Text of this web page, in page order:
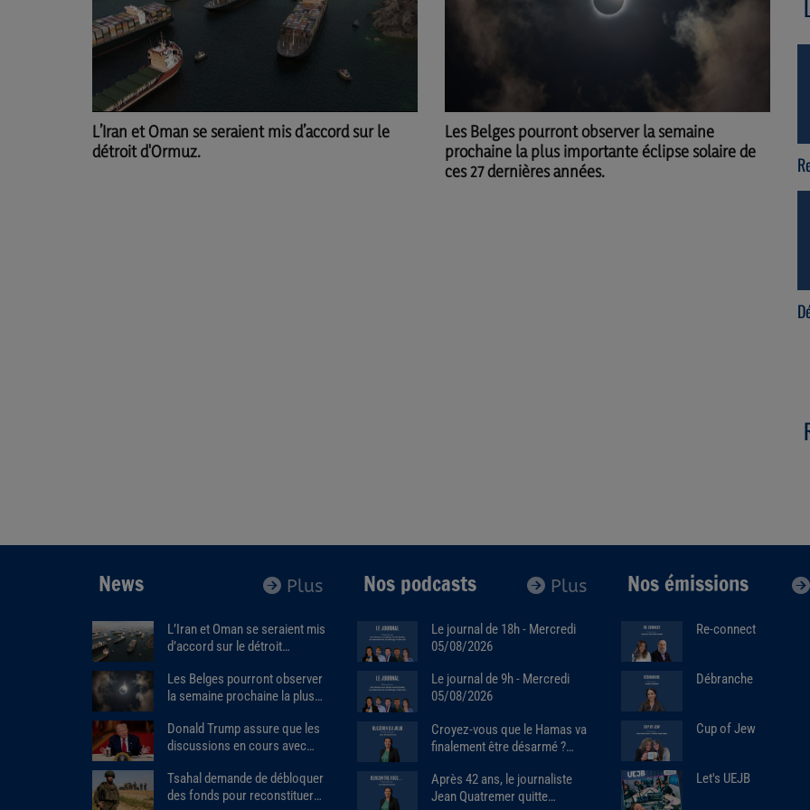
L’Iran et Oman se seraient mis d’accord sur le
détroit d'Ormuz.
Les Belges pourront observer la semaine
prochaine la plus importante éclipse solaire de
ces 27 dernières années.
Re-connect
Plus
News
L’Iran et Oman se seraient mis
d’accord sur le détroit
Les Belges pourront observer
la semaine prochaine la plus
ces 27 dernières années.
Donald Trump assure que les
discussions en cours avec
Tsahal demande de débloquer
des fonds pour reconstituer
Plus
Nos podcasts
Le journal de 18h - Mercredi
05/08/2026
Le journal de 9h - Mercredi
05/08/2026
Croyez-vous que le Hamas va
finalement être désarmé ?
(04/08/2026)
Après 42 ans, le journaliste
Jean Quatremer quitte
Nos émissions
Re-connect
Débranche
Cup of Jew
Let's UEJB